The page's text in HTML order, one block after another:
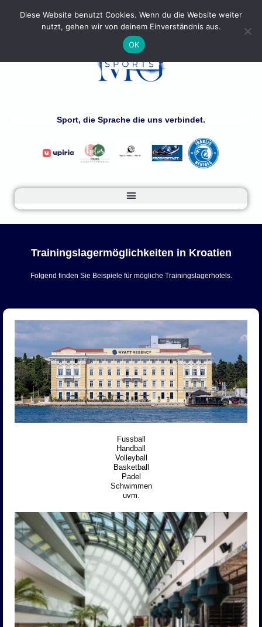
Sport, die Sprache die uns verbindet.
Trainingslagermöglichkeiten in Kroatien
Folgend finden Sie Beispiele für mögliche Trainingslagerhotels.
Fussball
Handball
Volleyball
Basketball
Padel
Schwimmen
uvm.
Diese Website benutzt Cookies. Wenn du die Website weiter
nutzt, gehen wir von deinem Einverständnis aus.
OK